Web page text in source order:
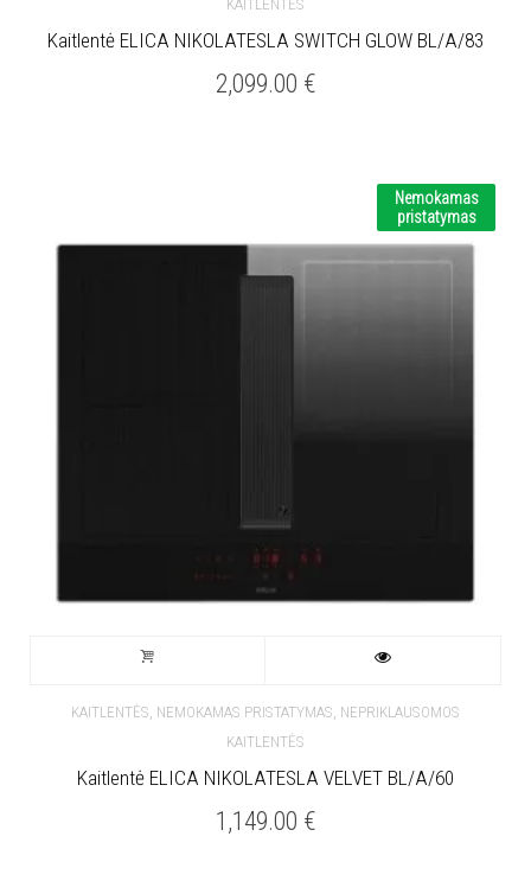
KAITLENTĖS
Kaitlentė ELICA NIKOLATESLA SWITCH GLOW BL/A/83
2,099.00 €
Nemokamas
pristatymas
KAITLENTĖS, NEMOKAMAS PRISTATYMAS, NEPRIKLAUSOMOS
KAITLENTĖS
Kaitlentė ELICA NIKOLATESLA VELVET BL/A/60
1,149.00 €